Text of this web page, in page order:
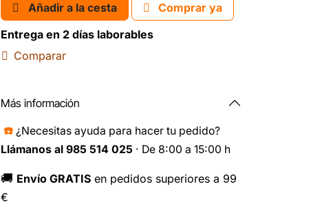
Añadir a la cesta
Comprar ya
Entrega en 2 días laborables
Comparar
Más información
☎️ ¿Necesitas ayuda para hacer tu pedido?
Llámanos al 985 514 025 · De 8:00 a 15:00 h
🚚 Envío GRATIS en pedidos superiores a 99
€